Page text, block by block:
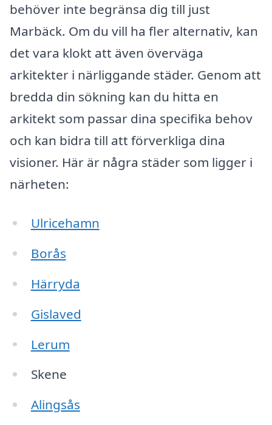
behöver inte begränsa dig till just
Marbäck. Om du vill ha fler alternativ, kan
det vara klokt att även överväga
arkitekter i närliggande städer. Genom att
bredda din sökning kan du hitta en
arkitekt som passar dina specifika behov
och kan bidra till att förverkliga dina
visioner. Här är några städer som ligger i
närheten:
Ulricehamn
Borås
Härryda
Gislaved
Lerum
Skene
Alingsås